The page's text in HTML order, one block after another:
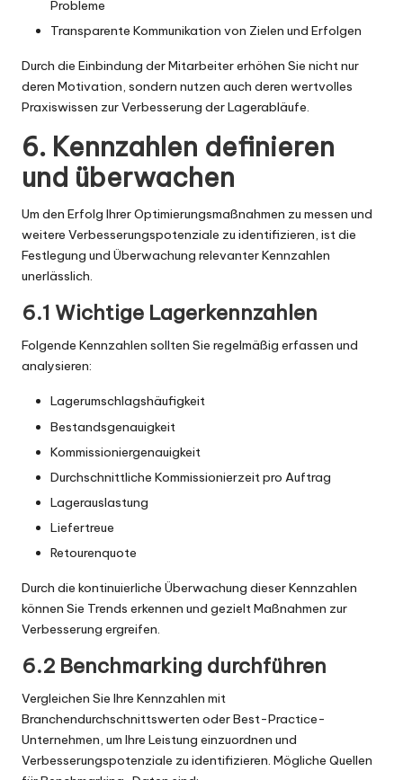
Probleme
Transparente Kommunikation von Zielen und Erfolgen
Durch die Einbindung der Mitarbeiter erhöhen Sie nicht nur
deren Motivation, sondern nutzen auch deren wertvolles
Praxiswissen zur Verbesserung der Lagerabläufe.
6. Kennzahlen definieren
und überwachen
Um den Erfolg Ihrer Optimierungsmaßnahmen zu messen und
weitere Verbesserungspotenziale zu identifizieren, ist die
Festlegung und Überwachung relevanter Kennzahlen
unerlässlich.
6.1 Wichtige Lagerkennzahlen
Folgende Kennzahlen sollten Sie regelmäßig erfassen und
analysieren:
Lagerumschlagshäufigkeit
Bestandsgenauigkeit
Kommissioniergenauigkeit
Durchschnittliche Kommissionierzeit pro Auftrag
Lagerauslastung
Liefertreue
Retourenquote
Durch die kontinuierliche Überwachung dieser Kennzahlen
können Sie Trends erkennen und gezielt Maßnahmen zur
Verbesserung ergreifen.
6.2 Benchmarking durchführen
Vergleichen Sie Ihre Kennzahlen mit
Branchendurchschnittswerten oder Best-Practice-
Unternehmen, um Ihre Leistung einzuordnen und
Verbesserungspotenziale zu identifizieren. Mögliche Quellen